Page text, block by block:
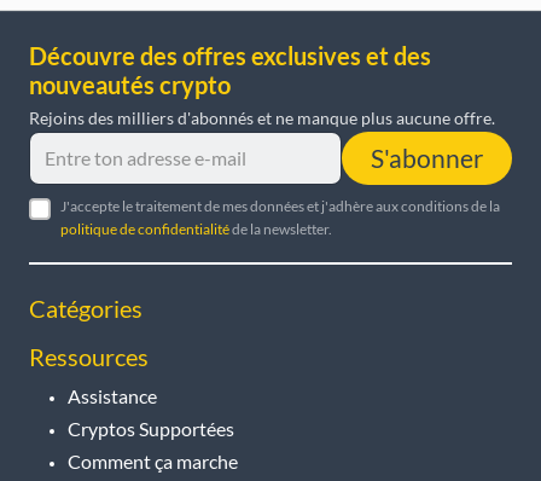
Découvre des offres exclusives et des
nouveautés crypto
Rejoins des milliers d'abonnés et ne manque plus aucune offre.
S'abonner
J'accepte le traitement de mes données et j'adhère aux conditions de la
politique de confidentialitéde la newsletter.
Catégories
Ressources
Assistance
Cryptos Supportées
Comment ça marche